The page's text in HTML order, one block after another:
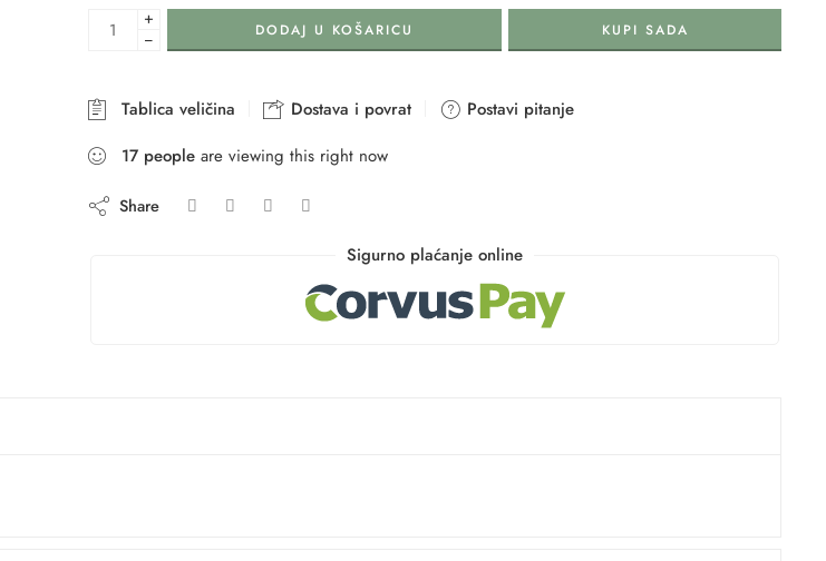
+
−
DODAJ U KOŠARICU KUPI SADA
Tablica veličina Dostava i povrat
Postavi pitanje
17 people are viewing this right now
Share
Sigurno plaćanje online